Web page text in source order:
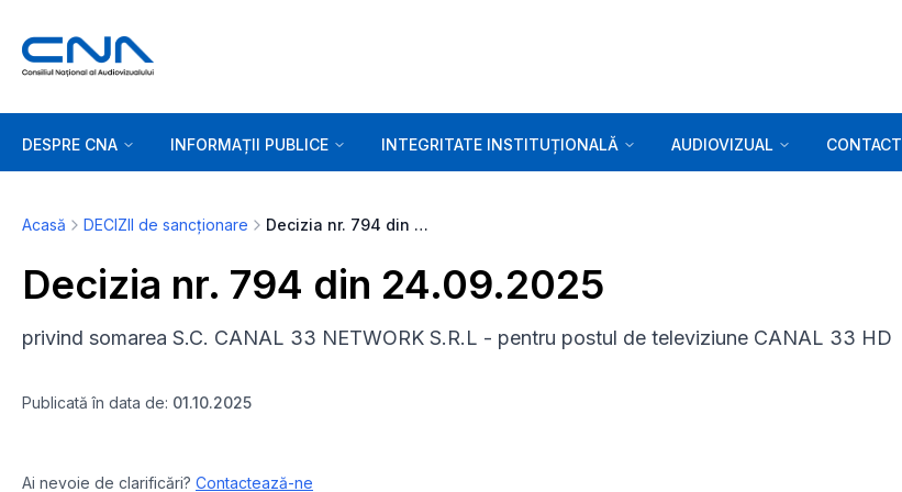
DESPRE CNA INFORMAȚII PUBLICE INTEGRITATE INSTITUȚIONALĂ AUDIOVIZUAL CONTACT
Acasă DECIZII de sancționare Decizia nr. 794 din 24.09.2025
Decizia nr. 794 din 24.09.2025
privind somarea S.C. CANAL 33 NETWORK S.R.L - pentru postul de televiziune CANAL 33 HD
Publicată în data de: 01.10.2025
Ai nevoie de clarificări? Contactează-ne